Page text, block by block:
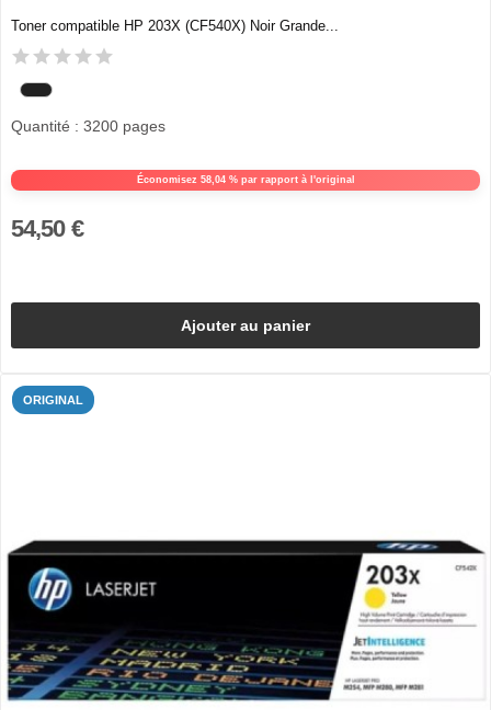
Toner compatible HP 203X (CF540X) Noir Grande...
Économisez 58,04 % par rapport à l'original
Quantité : 3200 pages
54,50 €
Ajouter au panier
ORIGINAL